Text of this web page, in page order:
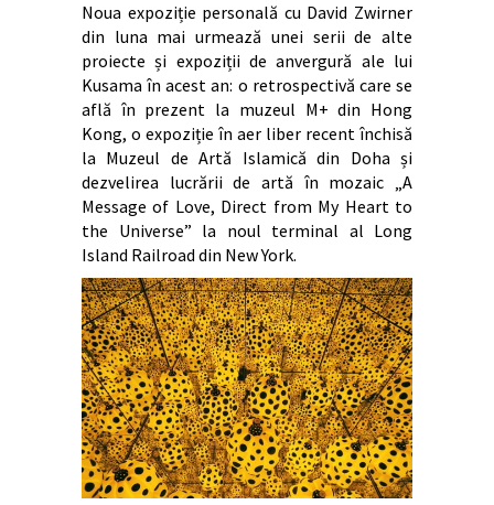
Noua expoziție personală cu David Zwirner
din luna mai urmează unei serii de alte
proiecte și expoziții de anvergură ale lui
Kusama în acest an: o retrospectivă care se
află în prezent la muzeul M+ din Hong
Kong, o expoziție în aer liber recent închisă
la Muzeul de Artă Islamică din Doha și
dezvelirea lucrării de artă în mozaic „A
Message of Love, Direct from My Heart to
the Universe” la noul terminal al Long
Island Railroad din New York.